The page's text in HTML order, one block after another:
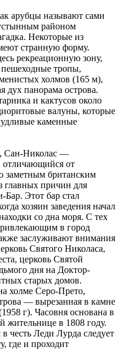
арубцы называют сами
районом
Некоторые из
странную форму.
рекреационную зону,
тропы,
холмов (165 м),
дух панорама острова.
и кактусов около
валуны, которые
каменные
Сан-Николас —
отличающийся от
заметным британским
главных причин для
Бар. Этот бар стал
хозяин заведения начал
со дна моря. С тех
в город
заслуживают внимания
Святого Николаса,
церковь Святой
дня на Доктор-
старых домов.
холме Серо-Прето,
— вырезанная в камне
г). Часовня основана в
жительнице в 1808 году.
честь Леди Лурда следует
где и проходит